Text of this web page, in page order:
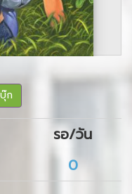
ก
รอ/วัน
0